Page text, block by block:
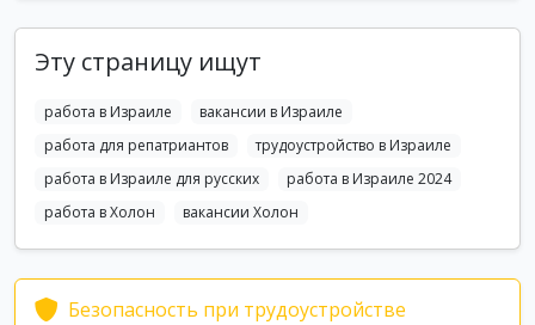
Эту страницу ищут
работа в Израиле
вакансии в Израиле
работа для репатриантов
трудоустройство в Израиле
работа в Израиле для русских
работа в Израиле 2024
работа в Холон
вакансии Холон
Безопасность при трудоустройстве